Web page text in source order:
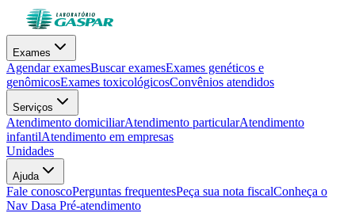
Exames
Agendar examesBuscar examesExames genéticos e
genômicosExames toxicológicosConvênios atendidos
Serviços
Atendimento domiciliarAtendimento particularAtendimento
infantilAtendimento em empresas
Unidades
Ajuda
Fale conoscoPerguntas frequentesPeça sua nota fiscalConheça o
Nav Dasa Pré-atendimento